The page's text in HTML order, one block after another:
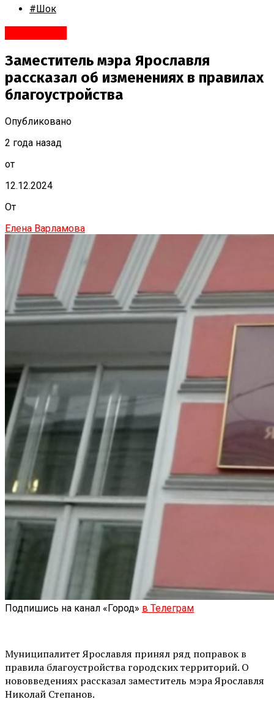
#Шок
Заместитель мэра Ярославля
рассказал об изменениях в правилах
благоустройства
Опубликовано
2 года назад
от
12.12.2024
От
Елена Варламова
Подпишись на канал «Город» в Телеграм
Муниципалитет Ярославля принял ряд поправок в
правила благоустройства городских территорий. О
нововведениях рассказал заместитель мэра Ярославля
Николай Степанов.